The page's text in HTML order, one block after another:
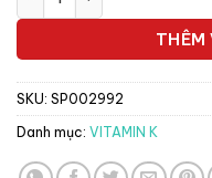
THÊM
SKU: SP002992
Danh mục: VITAMIN K